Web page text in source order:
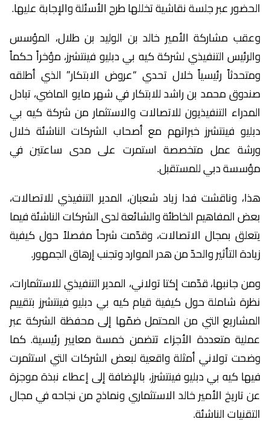
الحضور عبر جلسة نقاشية تخللها طرح الأسئلة والإجابة عليها.
وعقب مشاركة الأمير خالد بن الوليد بن طلال، المؤسس
والرئيس التنفيذي لشركة كيه بي دبليو فينتشرز، مؤخراً حكماً
ومتحدثاً رئيسياً خلال تحدي “عروض الابتكار” الذي أطلقه
صندوق محمد بن راشد للابتكار في شهر مايو الماضي، تبادل
المدراء التنفيذيون للاتصالات والاستثمار من شركة كيه بي
دبليو فينتشرز خبراتهم مع أصحاب الشركات الناشئة خلال
ورشة عمل متخصصة استمرت على مدى ساعتين في
مؤسسة دبي للمستقبل.
هذا، وناقشت فدا زياد شعبان، المدير التنفيذي للاتصالات،
بعض المفاهيم الخاطئة والشائعة لدى الشركات الناشئة فيما
يتعلق بمجال الاتصالات، وقدّمت شرحاً مفصلاً حول كيفية
زيادة التأثير والحدّ من هدر الموارد وتجنب إرهاق الجمهور.
ومن جانبها، قدّمت إكتا تولاني، المدير التنفيذي للاستثمارات،
نظرة شاملة حول كيفية قيام كيه بي دبليو فينتشرز بتقييم
المشاريع التي من المحتمل ضمّها إلى محفظة الشركة عبر
عملية متعددة الأجزاء تتضمن خمسة معايير رئيسية. كما
وضحت تولاني أمثلة واقعية لبعض الشركات التي استثمرت
فيها كيه بي دبليو فينتشرز، بالإضافة إلى إعطاء نبذة موجزة
عن تاريخ الأمير خالد الاستثماري ونماذج من نجاحه في مجال
التقنيات الناشئة.